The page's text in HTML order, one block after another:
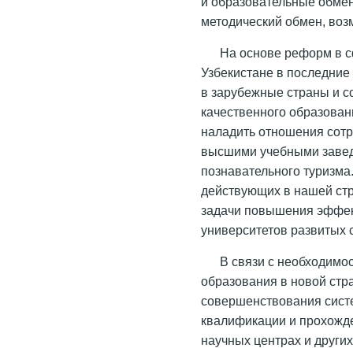
методический обмен,
На основе реформ в
Узбекистане в
в зарубежные страны и
качественного
наладить отношения
высшими учебными
познавательного
действующих в нашей
задачи повышения
университетов
В связи с
образования в новой
совершенствования
квалификации и
научных центрах и